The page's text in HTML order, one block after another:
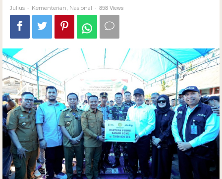
Julius - Kementerian Nasional - 858 Views